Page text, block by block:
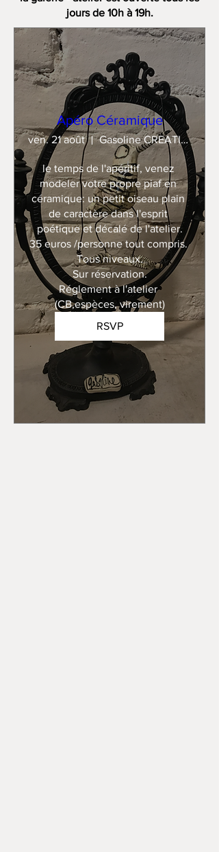
jours de 10h à 19h.
Apéro Céramique
ven. 21 août Gasoline CREATION
le temps de l'apéritif, venez
modeler votre propre piaf en
céramique: un petit oiseau plain
de caractère dans l'esprit
poétique et décalé de l'atelier.
35 euros /personne tout compris.
Tous niveaux.
Sur réservation.
Réglement à l'atelier
(CB,espèces, virement)
RSVP